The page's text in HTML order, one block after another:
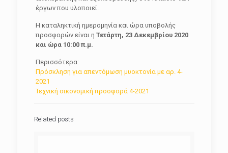
έργων που υλοποιεί.
Η καταληκτική ημερομηνία και ώρα υποβολής
προσφορών είναι η Τετάρτη, 23 Δεκεμβρίου 2020
και ώρα 10:00 π.μ.
Περισσότερα:
Πρόσκληση για απεντόμωση μυοκτονία με αρ. 4-
2021
Τεχνική οικονομική προσφορά 4-2021
Related posts